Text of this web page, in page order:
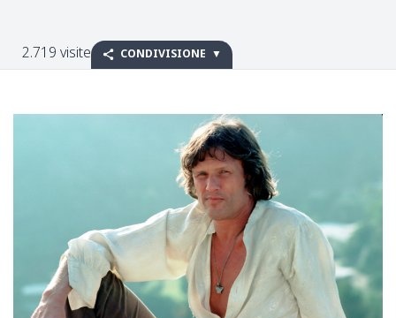
2.719 visite CONDIVISIONE